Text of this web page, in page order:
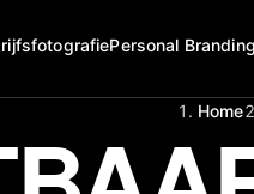
Personal Branding
Home